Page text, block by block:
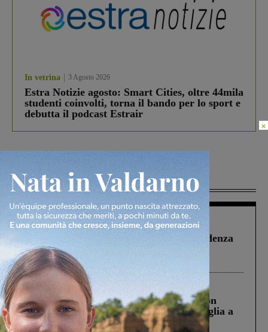
In vetrina 3 Agosto 2026
Estra Notizie agosto: Smart Cities, oltre 44mila
studenti coinvolti, torna il bando per lo sport e
debutta il podcast Estrair
Più lette
Figline Incisa Valdarno 1 Agosto 2026
Piscina di Figline finanziata oltre la scadenza
Pnrr, il gruppo di Fratelli d’Italia: “Un
ringraziamento al Governo”
Cronaca 3 Agosto 2026
Scomparso da una struttura di Castiglion
Fiorentino l’uomo che aveva ucciso la figlia a
Levane nel 2020
×